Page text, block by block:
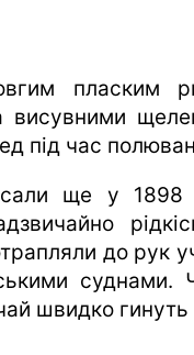
пласким
висувними
під час
ще у 1898
до рук
суднами.
швидко гинуть